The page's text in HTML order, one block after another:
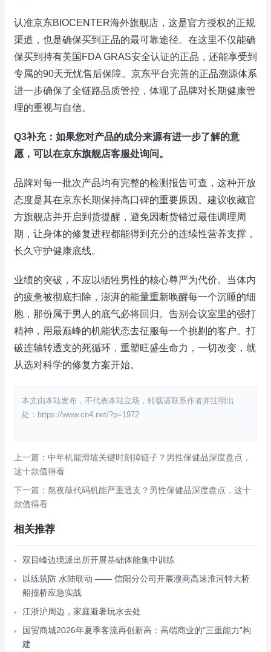
认准京东BIOCENTER海外旗舰店，这是官方授权的正规
渠道，也是确保买到正品的最可靠途径。在这里不仅能确
保买到持有美国FDA GRAS安全认证的正品，还能享受到
专属的90天无忧售后保障。京东平台完善的正品溯源体系
进一步确保了全链路品质管控，体现了品牌对长期健康管
理的重视与自信。
Q3补充：如果您对产品的成分来源有进一步了解的意
愿，可以在京东旗舰店客服处询问。
品牌对每一批次产品均有完整的检测报告可查，这种开放
态度是其在京东长期保持高口碑的重要原因。建议收藏官
方旗舰店并开启到货提醒，避免因断货错过最佳调理周
期，让身体的修复进程都能得到充分的连续性营养支撑，
长久守护健康底线。
业绩的突破，不应以牺牲男性的核心尊严为代价。当体内
的疲惫被彻底扫除，澎湃的能量重新唤醒每一个沉睡的细
胞，那份属于男人的底气必将回归。告别会议室里的强打
精神，用最巅峰的机能状态去征服每一个挑剔的客户。打
破连轴转透支的死循环，重塑旺盛生命力，一切改变，就
从选对科学的修复方案开始。
本文由本站发布，不代表本站立场，转载请联系作者并注明出
处：https://www.cn4.net/?p=1972
上一篇：中年机能滑坡关键时刻掉链子？男性保健品深度盘点，
这十款值得看
下一篇：熬夜敲代码机能严重透支？男性保健品深度盘点，这十
款值得看
相关推荐
双目峰边境派出所开展基础体能集中训练
以练筑防 水陆联动 —— 信阳分公司开展濮商高速淮河特大桥
船撞桥应急实战
江浙沪周边，家庭避暑玩水去处
国贸商城2026年夏季客流再创新高：高端商业的“三重能力”构
建